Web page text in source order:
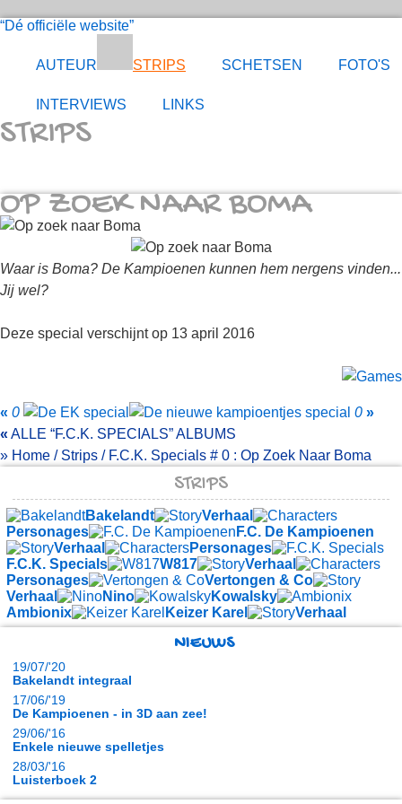
Dé officiële website
AUTEUR STRIPS SCHETSEN FOTO'S
INTERVIEWS LINKS
STRIPS
OP ZOEK NAAR BOMA
Waar is Boma? De Kampioenen kunnen hem nergens vinden...
Jij wel?
Deze special verschijnt op 13 april 2016
« 0 0 »
« ALLE F.C.K. SPECIALS ALBUMS
» Home / Strips / F.C.K. Specials # 0 : Op Zoek Naar Boma
STRIPS
Bakelandt
Verhaal
Personages
F.C. De Kampioenen
Verhaal
Personages
F.C.K. Specials
W817
Verhaal
Personages
Vertongen & Co
Verhaal
Nino
Kowalsky
Ambionix
Keizer Karel Verhaal
NIEUWS
19/07/'20
Bakelandt integraal
17/06/'19
De Kampioenen - in 3D aan zee!
29/06/'16
Enkele nieuwe spelletjes
28/03/'16
Luisterboek 2